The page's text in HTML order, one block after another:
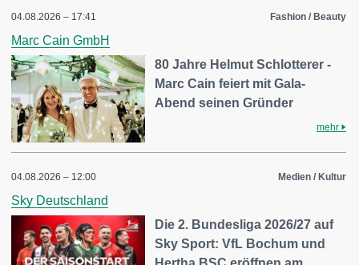
04.08.2026 – 17:41 Fashion / Beauty
Marc Cain GmbH
80 Jahre Helmut Schlotterer -
Marc Cain feiert mit Gala-
Abend seinen Gründer
mehr
04.08.2026 – 12:00 Medien / Kultur
Sky Deutschland
Die 2. Bundesliga 2026/27 auf
Sky Sport: VfL Bochum und